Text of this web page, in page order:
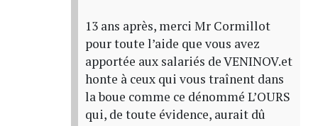
13 ans après, merci Mr Cormillot
pour toute l’aide que vous avez
apportée aux salariés de VENINOV.et
honte à ceux qui vous traînent dans
la boue comme ce dénommé L’OURS
qui, de toute évidence, aurait dû